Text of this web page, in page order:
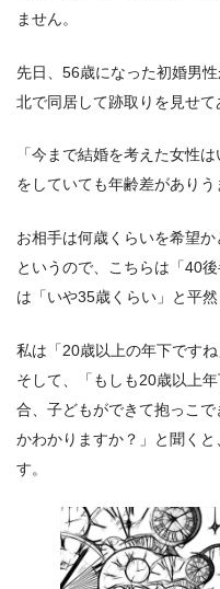
ません。
先日、56歳になった初婚男
北で同居して跡取りを見せて
「今まで結婚を考えた女性
をしていても年齢差がありう
お相手は何歳くらいを希望か
というので、こちらは「40
は「いや35歳くらい」と平然
私は「20歳以上の年下です
そして、「もしも20歳以上
合、子どもができて抱っこ
かわかりますか？」と聞く
す。